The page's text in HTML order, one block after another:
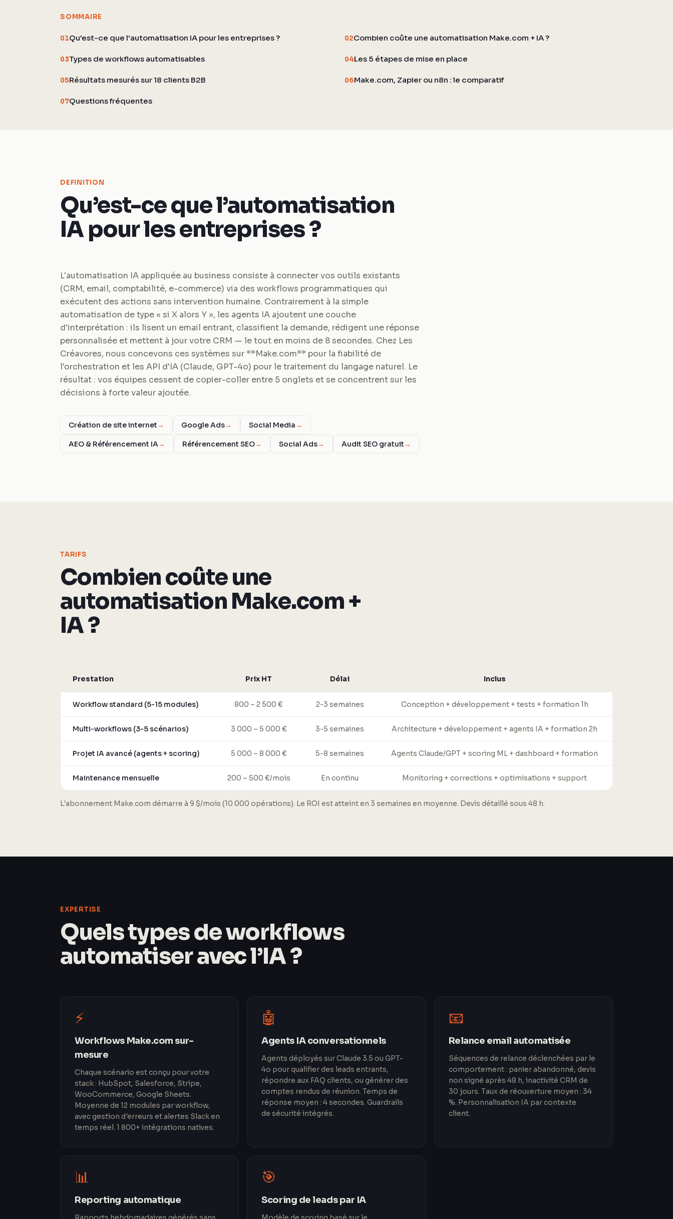
SOMMAIRE
01Qu'est-ce que l'automatisation IA pour les entreprises ? 02Combien coûte une automatisation Make.com + IA ?
03Types de workflows automatisables 04Les 5 étapes de mise en place
05Résultats mesurés sur 18 clients B2B 06Make.com, Zapier ou n8n : le comparatif
07Questions fréquentes
DEFINITION
Qu’est-ce que l’automatisation
IA pour les entreprises ?
L'automatisation IA appliquée au business consiste à connecter vos outils existants
(CRM, email, comptabilité, e-commerce) via des workflows programmatiques qui
exécutent des actions sans intervention humaine. Contrairement à la simple
automatisation de type « si X alors Y », les agents IA ajoutent une couche
d'interprétation : ils lisent un email entrant, classifient la demande, rédigent une réponse
personnalisée et mettent à jour votre CRM — le tout en moins de 8 secondes. Chez Les
Créavores, nous concevons ces systèmes sur **Make.com** pour la fiabilité de
l'orchestration et les API d'IA (Claude, GPT-4o) pour le traitement du langage naturel. Le
résultat : vos équipes cessent de copier-coller entre 5 onglets et se concentrent sur les
décisions à forte valeur ajoutée.
Création de site internet→ Google Ads→ Social Media→
AEO & Référencement IA→ Référencement SEO→ Social Ads→ Audit SEO gratuit→
TARIFS
Combien coûte une
automatisation Make.com +
IA ?
Prestation Prix HT Délai Inclus
Workflow standard (5-15 modules) 800 – 2 500 € 2-3 semaines Conception + développement + tests + formation 1h
Multi-workflows (3-5 scénarios) 3 000 – 5 000 € 3-5 semaines Architecture + développement + agents IA + formation 2h
Projet IA avancé (agents + scoring) 5 000 – 8 000 € 5-8 semaines Agents Claude/GPT + scoring ML + dashboard + formation
Maintenance mensuelle 200 – 500 €/mois En continu Monitoring + corrections + optimisations + support
L'abonnement Make.com démarre à 9 $/mois (10 000 opérations). Le ROI est atteint en 3 semaines en moyenne. Devis détaillé sous 48 h.
EXPERTISE
Quels types de workflows
automatiser avec l’IA ?
⚡
Workflows Make.com sur-
mesure
Chaque scénario est conçu pour votre
stack : HubSpot, Salesforce, Stripe,
WooCommerce, Google Sheets.
Moyenne de 12 modules par workflow,
avec gestion d'erreurs et alertes Slack en
temps réel. 1 800+ intégrations natives.
🤖
Agents IA conversationnels
Agents déployés sur Claude 3.5 ou GPT-
4o pour qualifier des leads entrants,
répondre aux FAQ clients, ou générer des
comptes rendus de réunion. Temps de
réponse moyen : 4 secondes. Guardrails
de sécurité intégrés.
📧
Relance email automatisée
Séquences de relance déclenchées par le
comportement : panier abandonné, devis
non signé après 48 h, inactivité CRM de
30 jours. Taux de réouverture moyen : 34
%. Personnalisation IA par contexte
client.
📊
Reporting automatique
🎯
Scoring de leads par IA